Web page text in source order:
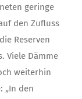
geringe
den Zufluss
Reserven
Viele Dämme
weiterhin
„In den